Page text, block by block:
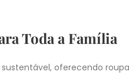
Toda a Família
oferecendo